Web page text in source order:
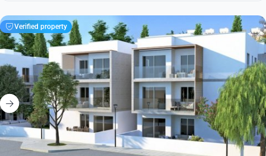
Verified property